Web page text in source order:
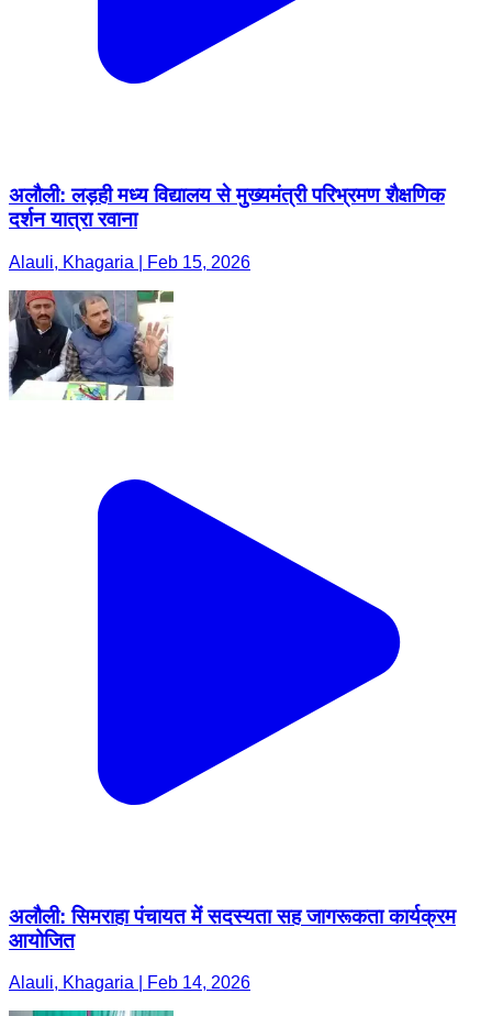
अलौली: लड़ही मध्य विद्यालय से मुख्यमंत्री परिभ्रमण शैक्षणिक
दर्शन यात्रा रवाना
Alauli, Khagaria | Feb 15, 2026
अलौली: सिमराहा पंचायत में सदस्यता सह जागरूकता कार्यक्रम
आयोजित
Alauli, Khagaria | Feb 14, 2026